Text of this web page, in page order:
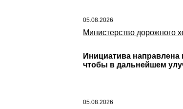
05.08.2026
Министерство дорожного
Инициатива
чтобы в дальнейшем
05.08.2026